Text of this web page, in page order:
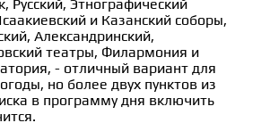
Русский, Этнографический
и Казанский соборы,
Александринский,
театры, Филармония и
- отличный вариант для
но более двух пунктов из
в программу дня включить